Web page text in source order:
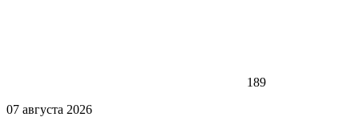
189
07 августа 2026